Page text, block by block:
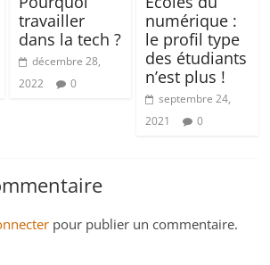
travailler
dans la tech ?
décembre 28,
2022
0
numérique :
le profil type
des étudiants
n’est plus !
septembre 24,
2021
0
pour publier un commentaire.